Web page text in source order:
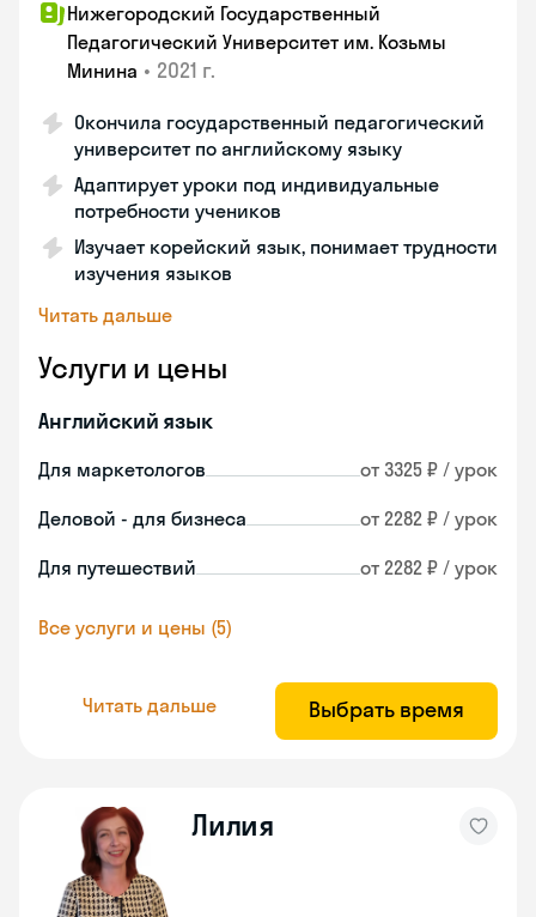
Нижегородский Государственный
Педагогический Университет им. Козьмы
Минина • 2021 г.
Окончила государственный педагогический
университет по английскому языку
Адаптирует уроки под индивидуальные
потребности учеников
Изучает корейский язык, понимает трудности
изучения языков
Читать дальше
Услуги и цены
Английский язык
Для маркетологов от 3325 ₽ / урок
Деловой - для бизнеса от 2282 ₽ / урок
Для путешествий от 2282 ₽ / урок
Все услуги и цены (5)
Читать дальше Выбрать время
Лилия